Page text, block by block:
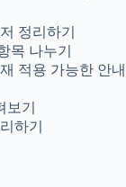
정리하기
목 나누기
적용 가능한 안내
기
하기